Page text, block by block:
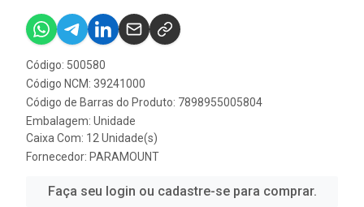
Código: 500580
Código NCM: 39241000
Código de Barras do Produto: 7898955005804
Embalagem: Unidade
Caixa Com: 12 Unidade(s)
Fornecedor: PARAMOUNT
Faça seu login ou cadastre-se para comprar.